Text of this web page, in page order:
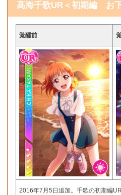
高海千歌UR＜初期編 お
覚醒前
2016年7月5日追加。千歌の初期編UR